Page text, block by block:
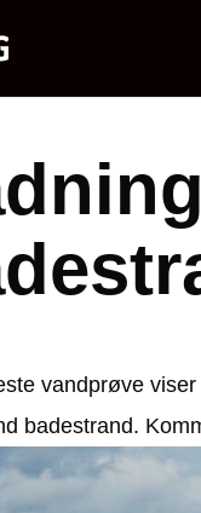
vandprøve
badestrand.